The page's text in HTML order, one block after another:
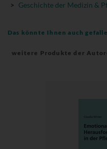
> Geschichte der Medizin &
Das könnte Ihnen auch
weitere Produkte der